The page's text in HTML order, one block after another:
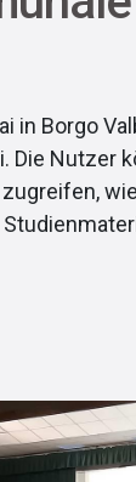
in Borgo
Die Nutzer